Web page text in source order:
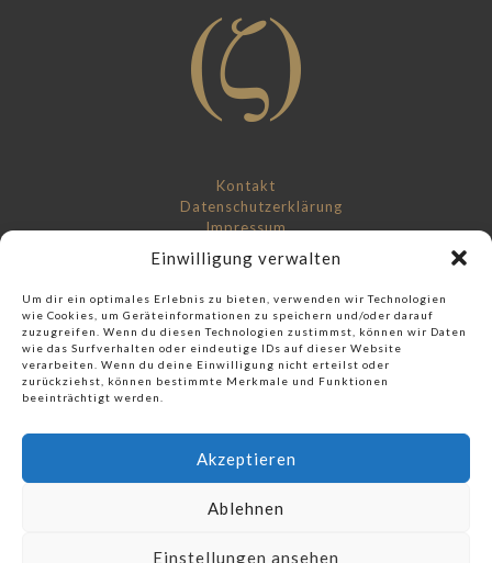
Einwilligung verwalten
Um dir ein optimales Erlebnis zu bieten, verwenden wir Technologien
wie Cookies, um Geräteinformationen zu speichern und/oder darauf
zuzugreifen. Wenn du diesen Technologien zustimmst, können wir Daten
wie das Surfverhalten oder eindeutige IDs auf dieser Website
verarbeiten. Wenn du deine Einwilligung nicht erteilst oder
zurückziehst, können bestimmte Merkmale und Funktionen
beeinträchtigt werden.
Akzeptieren
Ablehnen
Einstellungen ansehen
Kontakt
Datenschutzerklärung
Impressum
Check out our music label:
Score And More Music
© 2017 mx in - Alexander Hemmpel - Berlin